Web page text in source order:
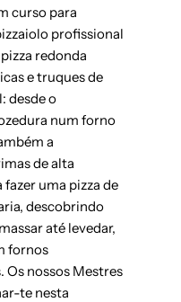
curso para
profissional
redonda
e truques de
desde o
num forno
a
de alta
uma pizza de
descobrindo
até levedar,
fornos
Os nossos Mestres
te nesta